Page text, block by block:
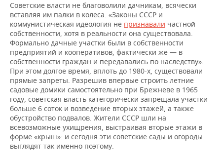
Советские власти не благоволили дачникам, всячески
вставляя им палки в колеса. «Законы СССР и
коммунистическая идеология не признавали частной
собственности, хотя в реальности она существовала.
Формально дачные участки были в собственности
предприятий и кооперативов, фактически же — в
собственности граждан и передавались по наследству».
При этом долгое время, вплоть до 1980-х, существовали
прямые запреты. Разрешив впервые строить летние
садовые домики самостоятельно при Брежневе в 1965
году, советская власть категорически запрещала участки
больше 6 соток и возведение вторых этажей, а также
обустройство подвалов. Жители СССР шли на
всевозможные ухищрения, выстраивая вторые этажи в
форме «крыш»: и сегодня эти советские сады и огороды
выглядят так именно поэтому.